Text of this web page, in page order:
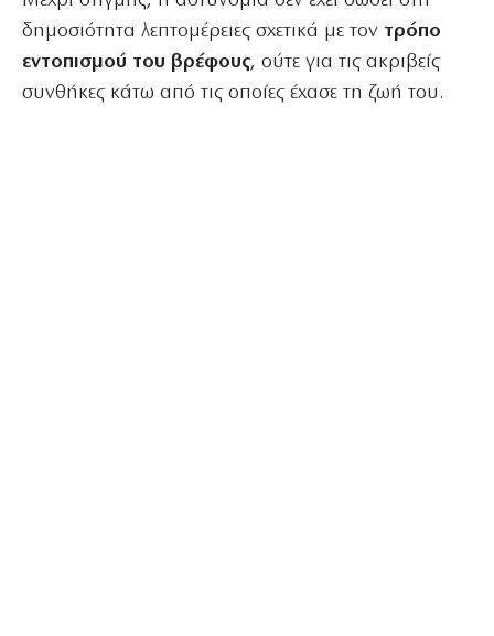
δημοσιότητα λεπτομέρειες σχετικά με τον τρόπο
εντοπισμού του βρέφους, ούτε για τις ακριβείς
συνθήκες κάτω από τις οποίες έχασε τη ζωή του.